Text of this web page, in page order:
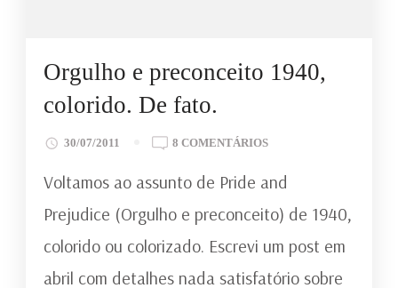
Orgulho e preconceito 1940,
colorido. De fato.
30/07/2011 8 COMENTÁRIOSEM
E
1940,
COLORIDO.
FATO.
Voltamos ao assunto de Pride and
Prejudice (Orgulho e preconceito) de 1940,
colorido ou colorizado. Escrevi um post em
abril com detalhes nada satisfatório sobre